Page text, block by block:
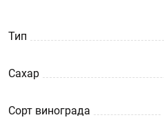
Тип
Сахар
Сорт винограда